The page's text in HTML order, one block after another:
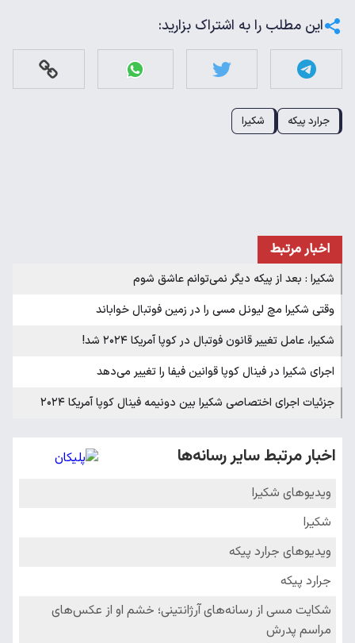
این مطلب را به اشتراک بزارید:
جرارد پیکه شکیرا
اخبار مرتبط
شکیرا : بعد از پیکه دیگر نمی‌توانم عاشق شوم
وقتی شکیرا مچ لیونل مسی را در زمین فوتبال خواباند
شکیرا، عامل تغییر قانون فوتبال در کوپا آمریکا ۲۰۲۴ شد!
اجرای شکیرا در فینال کوپا قوانین فیفا را تغییر می‌دهد
جزئیات اجرای اختصاصی شکیرا بین دونیمه فینال کوپا آمریکا ۲۰۲۴